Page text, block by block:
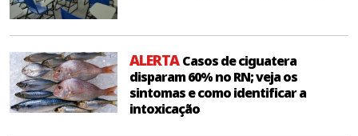
ALERTACasos de ciguatera
disparam 60% no RN; veja os
sintomas e como identificar a
intoxicação